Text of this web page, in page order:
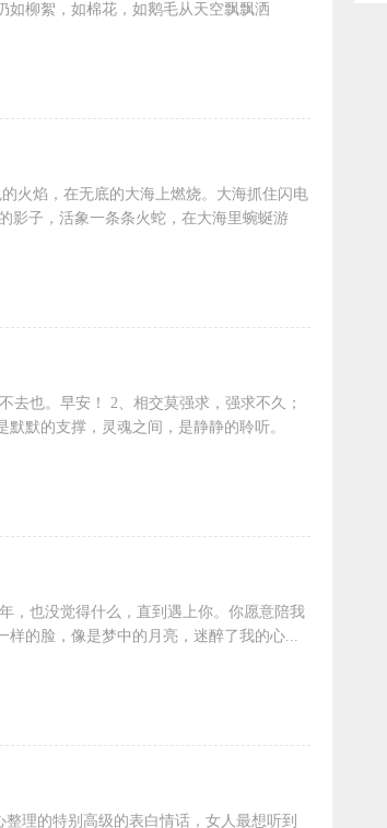
如柳絮，如棉花，如鹅毛从天空飘飘洒
火焰，在无底的大海上燃烧。大海抓住闪电
影子，活象一条条火蛇，在大海里蜿蜒游
去也。早安！ 2、相交莫强求，强求不久；
默的支撑，灵魂之间，是静静的聆听。
，也没觉得什么，直到遇上你。你愿意陪我
样的脸，像是梦中的月亮，迷醉了我的心...
理的特别高级的表白情话，女人最想听到